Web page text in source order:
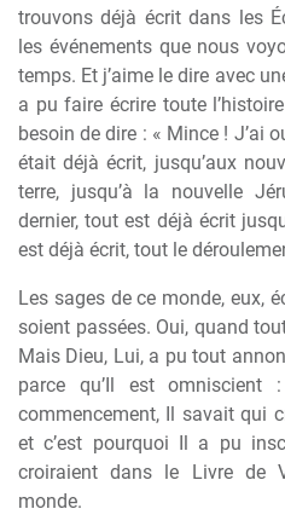
trouvons déjà écrit dans les
les événements que nous
temps. Et j’aime le dire avec
a pu faire écrire toute
besoin de dire : « Mince ! J’ai
était déjà écrit, jusqu’aux
terre, jusqu’à la nouvelle
dernier, tout est déjà écrit
est déjà écrit, tout le
Les sages de ce monde, eux,
soient passées. Oui, quand
Mais Dieu, Lui, a pu tout
parce qu’Il est
commencement, Il savait qui
et c’est pourquoi Il a pu
croiraient dans le Livre de
monde.